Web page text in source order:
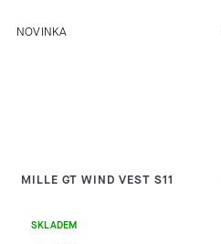
NOVINKA
MILLE GT WIND VEST S11
SKLADEM